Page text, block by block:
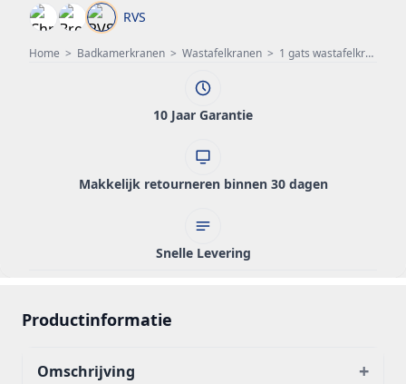
Home > Badkamerkranen > Wastafelkranen > 1 gats wastafelkraan
RVS
10 Jaar Garantie
Makkelijk retourneren binnen 30 dagen
Snelle Levering
Productinformatie
Omschrijving +